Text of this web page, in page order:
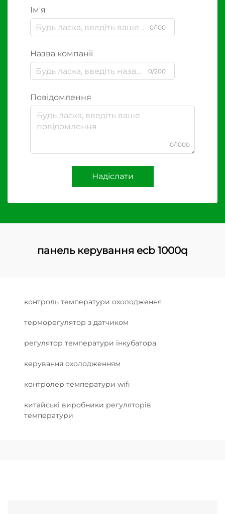
Ім'я
0/100
Назва компанії
0/200
Повідомлення
0/1000
Надіслати
панель керування ecb 1000q
контроль температури охолодження
терморегулятор з датчиком
регулятор температури інкубатора
керування охолодженням
контролер температури wifi
китайські виробники регуляторів
температури